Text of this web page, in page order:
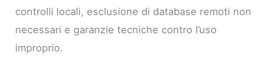
controlli locali, esclusione di database remoti non
necessari e garanzie tecniche contro l’uso
improprio.